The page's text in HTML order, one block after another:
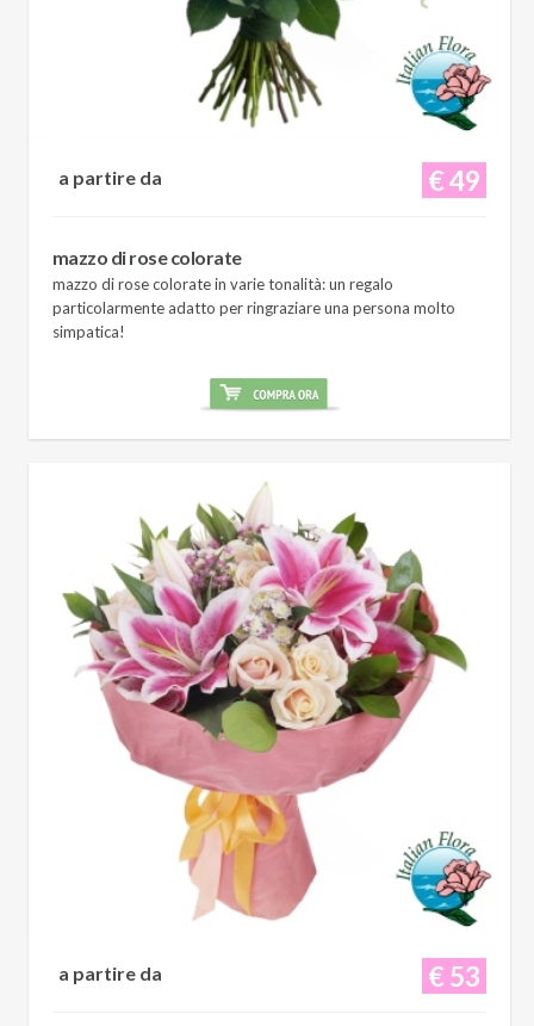
€ 49
a partire da
mazzo di rose colorate
mazzo di rose colorate in varie tonalità: un regalo
particolarmente adatto per ringraziare una persona molto
simpatica!
€ 53
a partire da